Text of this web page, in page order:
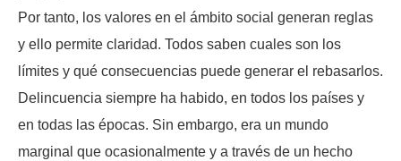
Por tanto, los valores en el ámbito social generan reglas
y ello permite claridad. Todos saben cuales son los
límites y qué consecuencias puede generar el rebasarlos.
Delincuencia siempre ha habido, en todos los países y
en todas las épocas. Sin embargo, era un mundo
marginal que ocasionalmente y a través de un hecho